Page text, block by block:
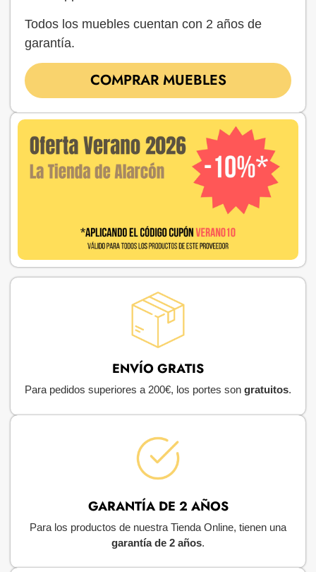
Todos los muebles cuentan con 2 años de
garantía.
COMPRAR MUEBLES
ENVÍO GRATIS
Para pedidos superiores a 200€, los portes son gratuitos.
GARANTÍA DE 2 AÑOS
Para los productos de nuestra Tienda Online, tienen una
garantía de 2 años.